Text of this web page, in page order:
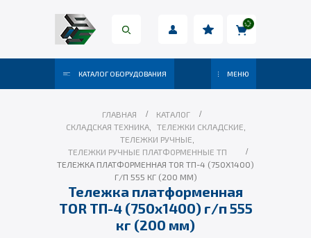
КАТАЛОГ ОБОРУДОВАНИЯ МЕНЮ
ГЛАВНАЯ
КАТАЛОГ
СКЛАДСКАЯ ТЕХНИКА, ТЕЛЕЖКИ СКЛАДСКИЕ
ТЕЛЕЖКИ РУЧНЫЕ
ТЕЛЕЖКИ РУЧНЫЕ ПЛАТФОРМЕННЫЕ ТП
ТЕЛЕЖКА ПЛАТФОРМЕННАЯ TOR ТП-4 (750Х1400)
Г/П 555 КГ (200 ММ)
Тележка платформенная
TOR ТП-4 (750х1400) г/п 555
кг (200 мм)